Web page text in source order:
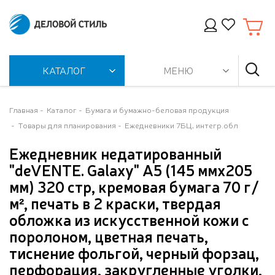
КАТАЛОГ МЕНЮ
Главная Каталог
Бумага и бумажно-беловая продукция
Товары для планирования
Ежедневники 7БЦ, интегр.обл
Ежедневник недатированный
"deVENTE. Galaxy" A5 (145 ммx205
мм) 320 стр, кремовая бумага 70 г/
м², печать в 2 краски, твердая
обложка из искусственной кожи с
поролоном, цветная печать,
тиснение фольгой, черный форзац,
перфорация, закругленные уголки,